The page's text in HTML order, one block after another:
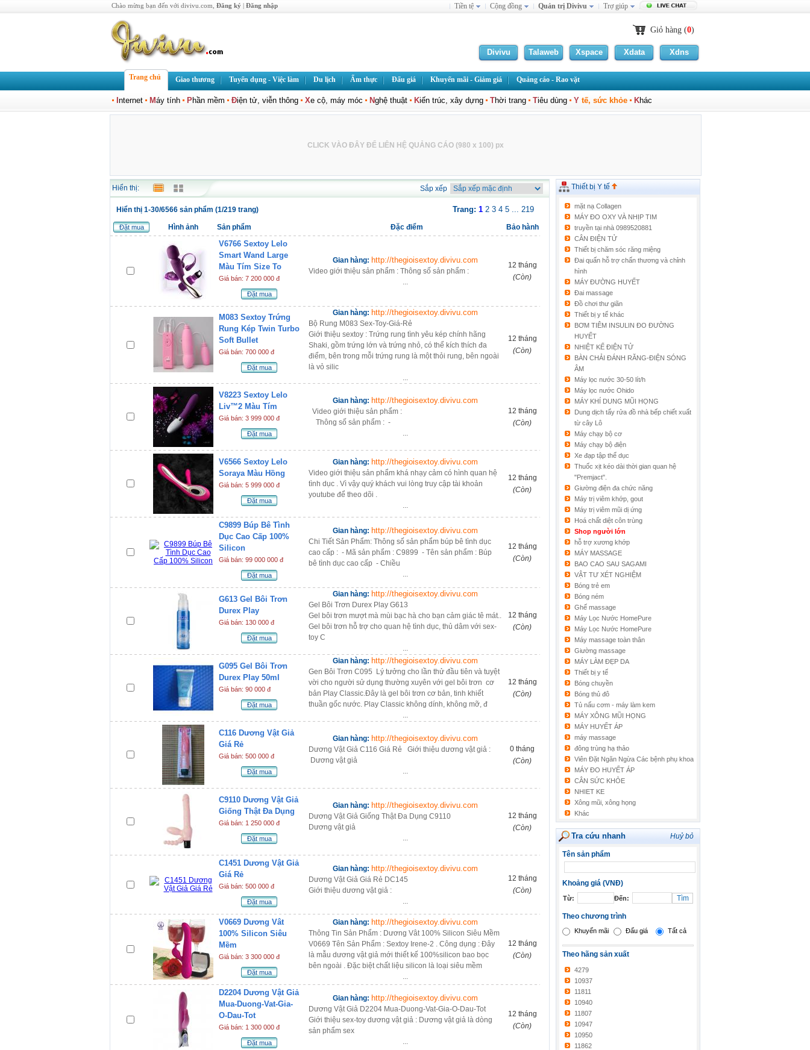
Chào mừng bạn đến với divivu.com, Đăng ký | Đăng nhập Tiền tệ Cộng đồng Quản trị Divivu Trợ giúp
Giỏ hàng (0)
Divivu Talaweb Xspace Xdata Xdns
Trang chủ Giao thương Tuyển dụng - Việc làm Du lịch Ẩm thực Đấu giá Khuyến mãi - Giảm giá Quảng cáo - Rao vặt
nternet Máy tính Phần mềm Điện tử, viễn thông Xe cộ, máy móc Nghệ thuật Kiến trúc, xây dựng Thời trang Tiêu dùng Y tế, sức khỏe Khác
CLICK VÀO ĐÂY ĐỂ LIÊN HỆ QUẢNG CÁO (980 x 100) px
Hiển thị: Sắp xếp
Hiển thị 1-30/6566 sản phẩm (1/219 trang) Trang: 1 2 3 4 5 ... 219
Đặt mua Hình ảnh Sản phẩm Đặc điểm Bảo hành
V6766 Sextoy Lelo
Smart Wand Large
Màu Tím Size To
Giá bán: 7 200 000 đ
Đặt mua
Gian hàng: http://thegioisextoy.divivu.com
Video giới thiệu sản phẩm : Thông số sản phẩm :
...
12 tháng
(Còn)
M083 Sextoy Trứng
Rung Kép Twin Turbo
Soft Bullet
Giá bán: 700 000 đ
Đặt mua
Gian hàng: http://thegioisextoy.divivu.com
Bộ Rung M083 Sex-Toy-Giá-Rẻ
Giới thiệu sextoy : Trứng rung tình yêu kép chính hãng
Shaki, gồm trứng lớn và trứng nhỏ, có thể kích thích đa
điểm, bên trong mỗi trứng rung là một thỏi rung, bên ngoài
là vỏ silic
...
12 tháng
(Còn)
V8223 Sextoy Lelo
Liv™2 Màu Tím
Giá bán: 3 999 000 đ
Đặt mua
Gian hàng: http://thegioisextoy.divivu.com
Video giới thiệu sản phẩm :
Thông số sản phẩm : -
...
12 tháng
(Còn)
V6566 Sextoy Lelo
Soraya Màu Hồng
Giá bán: 5 999 000 đ
Đặt mua
Gian hàng: http://thegioisextoy.divivu.com
Video giới thiệu sản phẩm khá nhạy cảm có hình quan hệ
tình dục . Vì vậy quý khách vui lòng truy cập tài khoản
youtube để theo dõi .
...
12 tháng
(Còn)
C9899 Búp Bê Tình
Dục Cao Cấp 100%
Silicon
Giá bán: 99 000 000 đ
Đặt mua
Gian hàng: http://thegioisextoy.divivu.com
Chi Tiết Sản Phẩm: Thông số sản phẩm búp bê tình dục
cao cấp : - Mã sản phẩm : C9899 - Tên sản phẩm : Búp
bê tình dục cao cấp - Chiều
...
12 tháng
(Còn)
G613 Gel Bôi Trơn
Durex Play
Giá bán: 130 000 đ
Đặt mua
Gian hàng: http://thegioisextoy.divivu.com
Gel Bôi Trơn Durex Play G613
Gel bôi trơn mượt mà mùi bạc hà cho bạn cảm giác tê mát..
Gel bôi trơn hỗ trợ cho quan hệ tình dục, thủ dâm với sex-
toy C
...
12 tháng
(Còn)
G095 Gel Bôi Trơn
Durex Play 50ml
Giá bán: 90 000 đ
Đặt mua
Gian hàng: http://thegioisextoy.divivu.com
Gen Bôi Trơn C095 Lý tưởng cho lần thử đầu tiên và tuyệt
vời cho người sử dụng thường xuyên với gel bôi trơn cơ
bản Play Classic.Đây là gel bôi trơn cơ bản, tinh khiết
thuần gốc nước. Play Classic không dính, không mỡ, đ
...
12 tháng
(Còn)
C116 Dương Vật Giả
Giá Rẻ
Giá bán: 500 000 đ
Đặt mua
Gian hàng: http://thegioisextoy.divivu.com
Dương Vật Giả C116 Giá Rẻ Giới thiệu dương vật giả :
Dương vật giả
...
0 tháng
(Còn)
C9110 Dương Vật Giả
Giống Thật Đa Dụng
Giá bán: 1 250 000 đ
Đặt mua
Gian hàng: http://thegioisextoy.divivu.com
Dương Vật Giả Giống Thật Đa Dụng C9110
Dương vật giả
...
12 tháng
(Còn)
C1451 Dương Vật Giả
Giá Rẻ
Giá bán: 500 000 đ
Đặt mua
Gian hàng: http://thegioisextoy.divivu.com
Dương Vật Giả Giá Rẻ DC145
Giới thiệu dương vật giả :
...
12 tháng
(Còn)
V0669 Dương Vât
100% Silicon Siêu
Mềm
Giá bán: 3 300 000 đ
Đặt mua
Gian hàng: http://thegioisextoy.divivu.com
Thông Tin Sản Phẩm : Dương Vât 100% Silicon Siêu Mềm
V0669 Tên Sản Phẩm : Sextoy Irene-2 . Công dụng : Đây
là mẫu dương vật giả mới thiết kế 100%silicon bao bọc
bên ngoài . Đặc biệt chất liệu silicon là loại siêu mềm
...
12 tháng
(Còn)
D2204 Dương Vật Giả
Mua-Duong-Vat-Gia-
O-Dau-Tot
Giá bán: 1 300 000 đ
Đặt mua
Gian hàng: http://thegioisextoy.divivu.com
Dương Vật Giả D2204 Mua-Duong-Vat-Gia-O-Dau-Tot
Giới thiệu sex-toy dương vật giả : Dương vật giả là dòng
sản phẩm sex
...
12 tháng
(Còn)
Thiết bị Y tế
mặt nạ Collagen
MÁY ĐO OXY VÀ NHỊP TIM
truyền tại nhà 0989520881
CÂN ĐIỆN TỬ
Thiết bị chăm sóc răng miệng
Đai quấn hỗ trợ chấn thương và chỉnh
hình
MÁY ĐƯỜNG HUYẾT
Đai massage
Đồ chơi thư giãn
Thiết bị y tế khác
BƠM TIÊM INSULIN ĐO ĐƯỜNG
HUYẾT
NHIỆT KẾ ĐIỆN TỬ
BÀN CHẢI ĐÁNH RĂNG-ĐIỆN SÓNG
ÂM
Máy lọc nước 30-50 lít/h
Máy lọc nước Ohido
MÁY KHÍ DUNG MŨI HỌNG
Dung dịch tẩy rửa đồ nhà bếp chiết xuất
từ cây Lô
Máy chạy bộ cơ
Máy chạy bộ điện
Xe đạp tập thể dục
Thuốc xịt kéo dài thời gian quan hệ
"Premjact".
Giường điện đa chức năng
Máy trị viêm khớp, gout
Máy trị viêm mũi dị ứng
Hoá chất diệt côn trùng
Shop người lớn
hỗ trợ xương khớp
MÁY MASSAGE
BAO CAO SAU SAGAMI
VẬT TƯ XÉT NGHIỆM
Bóng trẻ em
Bóng ném
Ghế massage
Máy Lọc Nước HomePure
Máy Lọc Nước HomePure
Máy massage toàn thân
Giường massage
MÁY LÀM ĐẸP DA
Thiết bị y tế
Bóng chuyền
Bóng thủ đô
Tủ nấu cơm - máy làm kem
MÁY XÔNG MŨI HỌNG
MÁY HUYẾT ÁP
máy massage
đông trùng hạ thảo
Viên Đặt Ngăn Ngừa Các bệnh phụ khoa
MÁY ĐO HUYẾT ÁP
CÂN SỨC KHỎE
NHIET KE
Xông mũi, xông họng
Khác
Tra cứu nhanh Huỷ bỏ
Tên sản phẩm
Khoảng giá (VNĐ)
Từ: Đến:
Theo chương trình
Khuyến mãi Đấu giá Tất cả
Theo hãng sản xuất
4279
10937
11811
10940
11807
10947
10950
11862